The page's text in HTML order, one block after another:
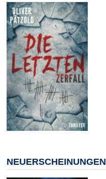
NEUERSCHEINUNGEN